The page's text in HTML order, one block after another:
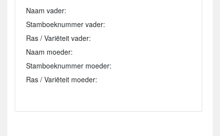
Naam vader:
Stamboeknummer vader:
Ras / Variëteit vader:
Naam moeder:
Stamboeknummer moeder:
Ras / Variëteit moeder: